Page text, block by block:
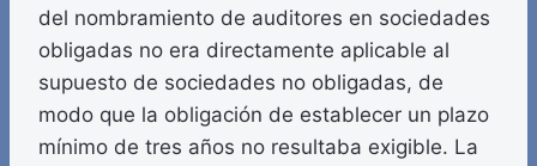
del nombramiento de auditores en sociedades
obligadas no era directamente aplicable al
supuesto de sociedades no obligadas, de
modo que la obligación de establecer un plazo
mínimo de tres años no resultaba exigible. La